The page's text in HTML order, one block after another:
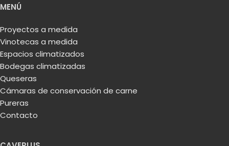
MENÚ
Proyectos a medida
Vinotecas a medida
Espacios climatizados
Bodegas climatizadas
Queseras
Cámaras de conservación de carne
Pureras
Contacto